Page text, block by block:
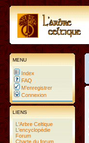
MENU
Index
FAQ
M’enregistrer
Connexion
LIENS
L'Arbre Celtique
L'encyclopédie
Forum
Charte du forum